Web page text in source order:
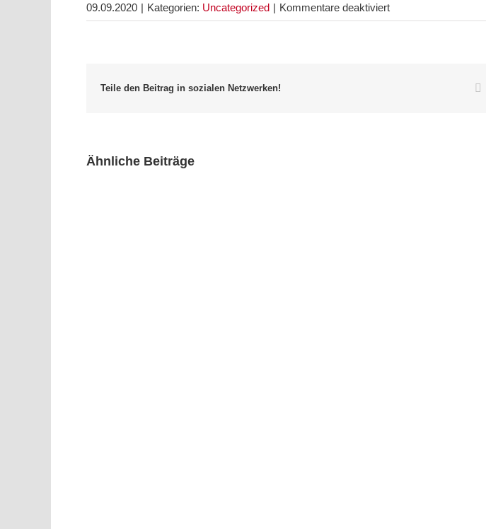
09.09.2020 | Kategorien: Uncategorized | Kommentare deaktiviertfür
Teile den Beitrag in sozialen Netzwerken!
Ähnliche Beiträge